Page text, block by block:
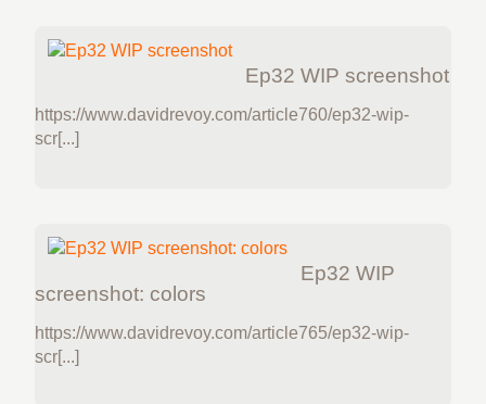
Ep32 WIP screenshot
https://www.davidrevoy.com/article760/ep32-wip-
scr[...]
Ep32 WIP
screenshot: colors
https://www.davidrevoy.com/article765/ep32-wip-
scr[...]